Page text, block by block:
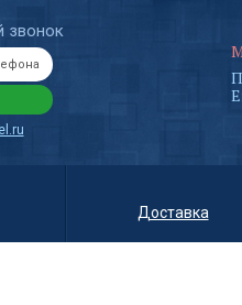
звонок
Доставка